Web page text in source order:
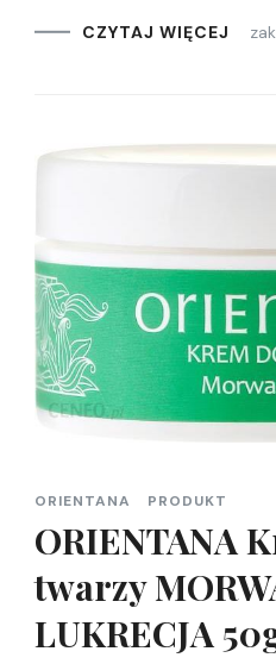
CZYTAJ WIĘCEJ
ORIENTANA PRODUKT
ORIENTANA
twarzy
LUKRECJA